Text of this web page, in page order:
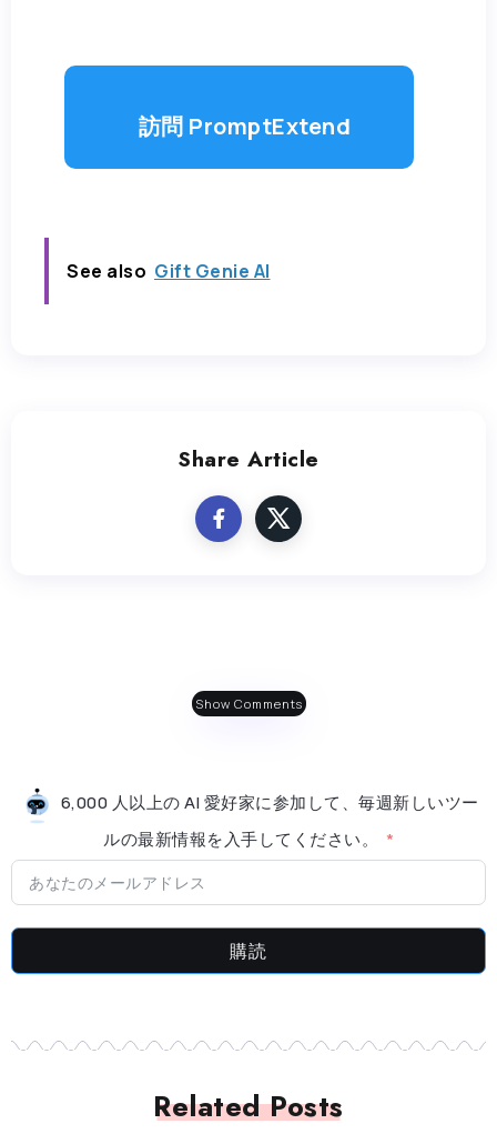
訪問 PromptExtend
See also Gift Genie AI
Share Article
Show Comments
6,000 人以上の AI 愛好家に参加して、毎週新しいツー
ルの最新情​​報を入手してください。
購読
Related Posts